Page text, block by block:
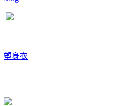
塑身衣